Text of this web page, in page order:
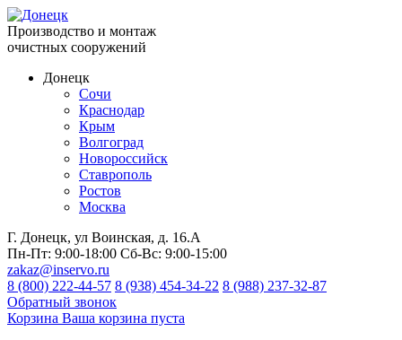
Производство и монтаж
очистных сооружений
Донецк
Сочи
Краснодар
Крым
Волгоград
Новороссийск
Ставрополь
Ростов
Москва
Г. Донецк, ул Воинская, д. 16.А
Пн-Пт: 9:00-18:00 Сб-Вс: 9:00-15:00
zakaz@inservo.ru
8 (800) 222-44-57 8 (938) 454-34-22 8 (988) 237-32-87
Обратный звонок
Корзина Ваша корзина пуста